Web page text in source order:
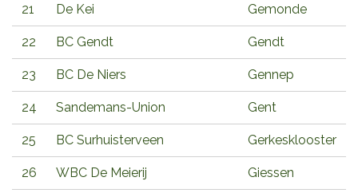
21 De Kei Gemonde
22 BC Gendt Gendt
23 BC De Niers Gennep
24 Sandemans-Union Gent
25 BC Surhuisterveen Gerkesklooster
26 WBC De Meierij Giessen